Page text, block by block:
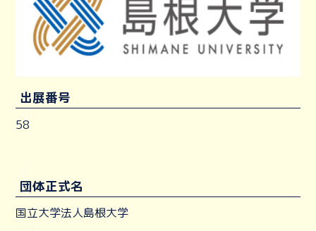
出展番号
58
団体正式名
国立大学法人島根大学